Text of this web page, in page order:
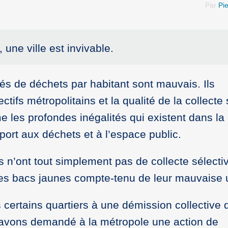
Par
une ville est invivable.
de déchets par habitant sont mauvais. Ils
métropolitains et la qualité de la collecte
les profondes inégalités qui existent dans la
aux déchets et à l’espace public.
tout simplement pas de collecte
bacs jaunes compte-tenu de leur mauvaise
quartiers à une démission collective
demandé à la métropole une action de